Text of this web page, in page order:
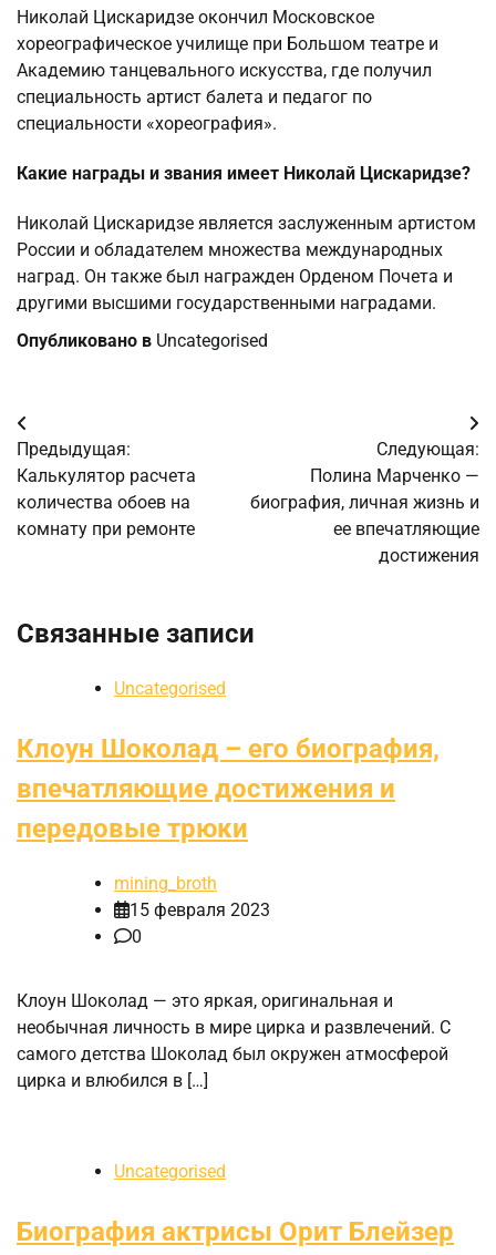
Николай Цискаридзе окончил Московское
хореографическое училище при Большом театре и
Академию танцевального искусства, где получил
специальность артист балета и педагог по
специальности «хореография».
Какие награды и звания имеет Николай Цискаридзе?
Николай Цискаридзе является заслуженным артистом
России и обладателем множества международных
наград. Он также был награжден Орденом Почета и
другими высшими государственными наградами.
Опубликовано в Uncategorised
Навигация
по
записям
Предыдущая:
Калькулятор расчета
количества обоев на
комнату при ремонте
Следующая:
Полина Марченко —
биография, личная жизнь и
ее впечатляющие
достижения
Связанные записи
Uncategorised
Клоун Шоколад – его биография,
впечатляющие достижения и
передовые трюки
mining_broth
15 февраля 2023
0
Клоун Шоколад — это яркая, оригинальная и
необычная личность в мире цирка и развлечений. С
самого детства Шоколад был окружен атмосферой
цирка и влюбился в […]
Uncategorised
Биография актрисы Орит Блейзер